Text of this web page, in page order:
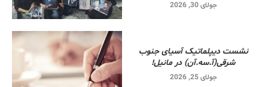
جولای 30, 2026
نشست دیپلماتیک آسیای جنوب
شرقی‌(آ.سه.آن) در مانیل!
جولای 25, 2026